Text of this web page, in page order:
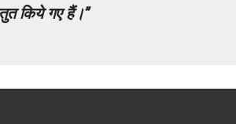
किये गए हैं।”